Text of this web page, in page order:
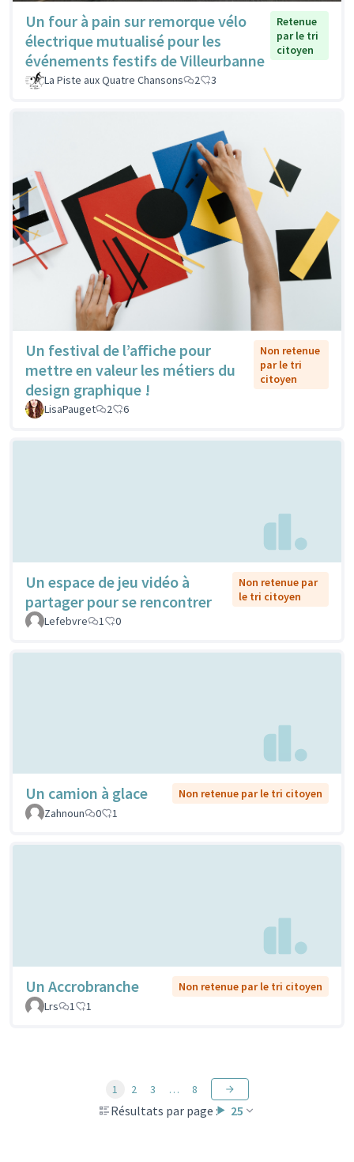
Un four à pain sur remorque vélo
électrique mutualisé pour les
événements festifs de Villeurbanne
Retenue
par le tri
citoyen
La Piste aux Quatre Chansons 2 3
Un festival de l’affiche pour
mettre en valeur les métiers du
design graphique !
Non retenue
par le tri
citoyen
LisaPauget 2 6
Un espace de jeu vidéo à
partager pour se rencontrer
Non retenue par
le tri citoyen
Lefebvre
1 0
Un camion à glace
Non retenue par le tri citoyen
Zahnoun
0 1
Un Accrobranche
Non retenue par le tri citoyen
Lrs
1 1
Résultats par page : 25
1 2 3 … 8